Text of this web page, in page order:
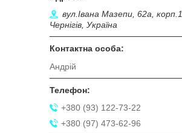
вул.Івана Мазепи, 62а, корп.1,
Чернігів, Україна
Андрій
+380 (93) 122-73-22
+380 (97) 473-62-96